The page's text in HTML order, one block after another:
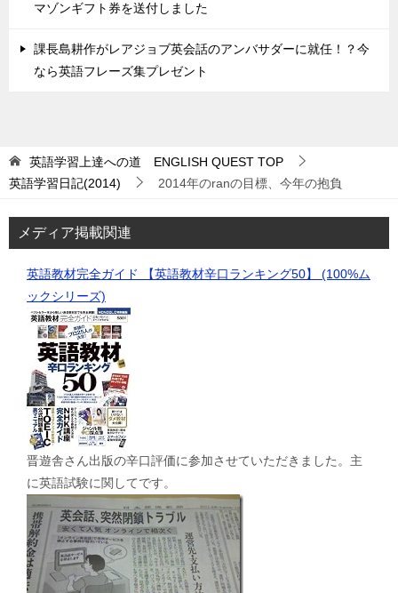
マゾンギフト券を送付しました
課長島耕作がレアジョブ英会話のアンバサダーに就任！？今
なら英語フレーズ集プレゼント
英語学習上達への道 ENGLISH QUEST TOP
英語学習日記(2014)
2014年のranの目標、今年の抱負
メディア掲載関連
英語教材完全ガイド 【英語教材辛口ランキング50】 (100%ム
ックシリーズ)
晋遊舎さん出版の辛口評価に参加させていただきました。主
に英語試験に関してです。